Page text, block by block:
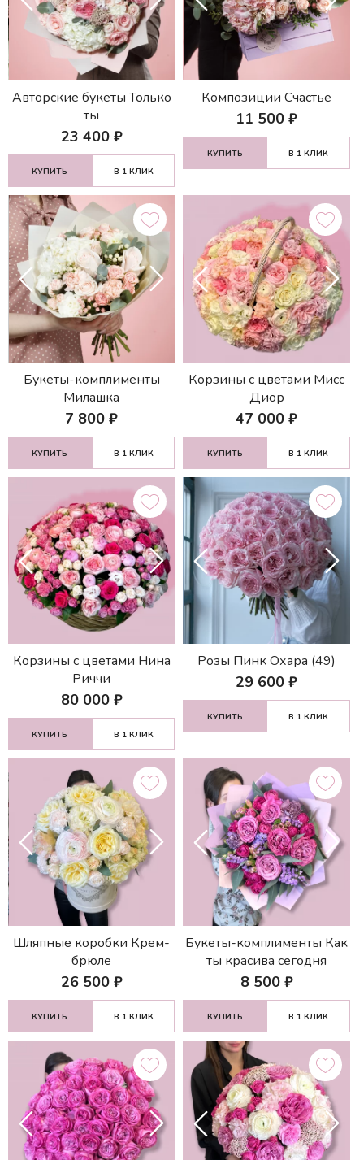
Авторские букеты Только
ты
23 400₽
КУПИТЬ В 1 КЛИК
Композиции Счастье
11 500 ₽
КУПИТЬ В 1 КЛИК
Букеты-комплименты
Милашка
7 800 ₽
КУПИТЬ В 1 КЛИК
Корзины с цветами Мисс
Диор
47 000 ₽
КУПИТЬ В 1 КЛИК
Корзины с цветами Нина
Риччи
80 000₽
КУПИТЬ В 1 КЛИК
Розы Пинк Охара (49)
29 600 ₽
КУПИТЬ В 1 КЛИК
Шляпные коробки Крем-
брюле
26 500₽
КУПИТЬ В 1 КЛИК
Букеты-комплименты Как
ты красива сегодня
8 500₽
КУПИТЬ В 1 КЛИК